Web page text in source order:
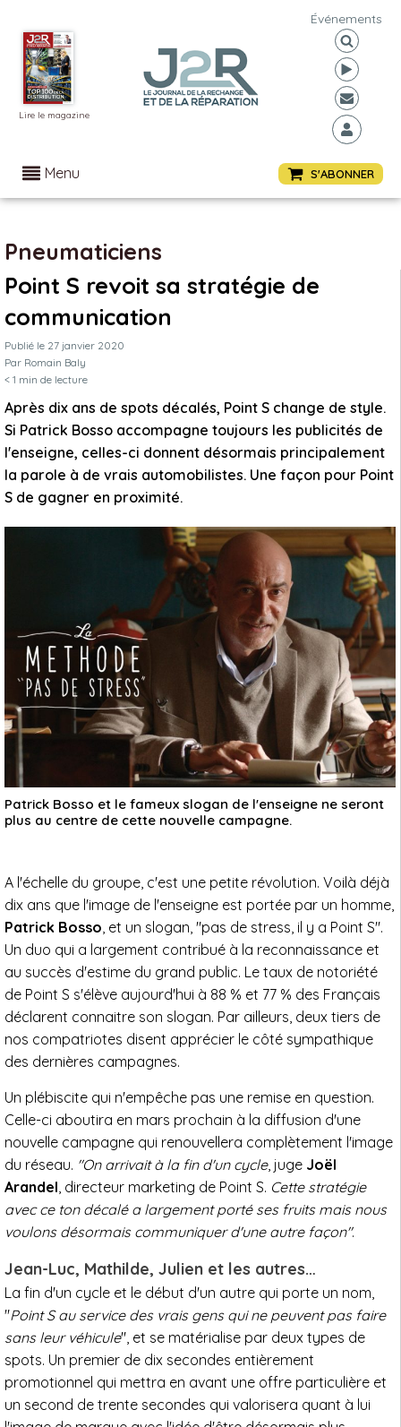
Lire le magazine
Événements
Menu S'ABONNER
Pneumaticiens
Point S revoit sa stratégie de
communication
Publié le 27 janvier 2020
Par Romain Baly
< 1 min de lecture
Après dix ans de spots décalés, Point S change de style.
Si Patrick Bosso accompagne toujours les publicités de
l'enseigne, celles-ci donnent désormais principalement
la parole à de vrais automobilistes. Une façon pour Point
S de gagner en proximité.
Patrick Bosso et le fameux slogan de l'enseigne ne seront
plus au centre de cette nouvelle campagne.
A l'échelle du groupe, c'est une petite révolution. Voilà déjà
dix ans que l'image de l'enseigne est portée par un homme,
Patrick Bosso , et un slogan, "pas de stress, il y a Point S".
Un duo qui a largement contribué à la reconnaissance et
au succès d'estime du grand public. Le taux de notoriété
de Point S s'élève aujourd'hui à 88 % et 77 % des Français
déclarent connaitre son slogan. Par ailleurs, deux tiers de
nos compatriotes disent apprécier le côté sympathique
des dernières campagnes.
Un plébiscite qui n'empêche pas une remise en question.
Celle-ci aboutira en mars prochain à la diffusion d'une
nouvelle campagne qui renouvellera complètement l'image
du réseau. "On arrivait à la fin d'un cycle, juge Joël
Arandel , directeur marketing de Point S. Cette stratégie
avec ce ton décalé a largement porté ses fruits mais nous
voulons désormais communiquer d'une autre façon".
Jean-Luc, Mathilde, Julien et les autres…
La fin d'un cycle et le début d'un autre qui porte un nom,
"Point S au service des vrais gens qui ne peuvent pas faire
sans leur véhicule", et se matérialise par deux types de
spots. Un premier de dix secondes entièrement
promotionnel qui mettra en avant une offre particulière et
un second de trente secondes qui valorisera quant à lui